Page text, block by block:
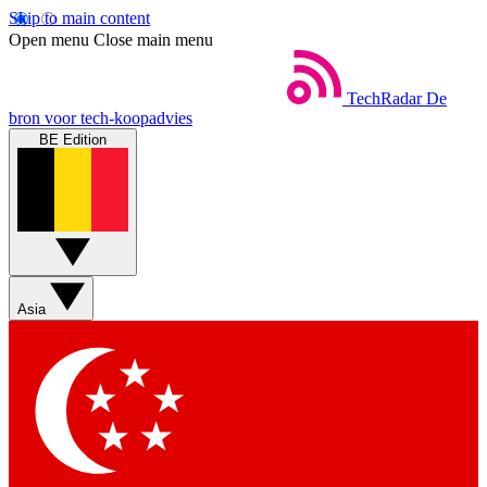
Skip to main content
Open menu Close main menu
TechRadar De
bron voor tech-koopadvies
BE Edition
Asia